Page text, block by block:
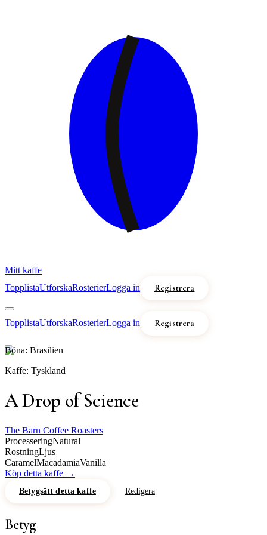
Mitt kaffe
TopplistaUtforskaRosterierLogga in Registrera
TopplistaUtforskaRosterierLogga in Registrera
Böna: Brasilien
Kaffe: Tyskland
A Drop of Science
The Barn Coffee Roasters
ProcesseringNatural
RostningLjus
CaramelMacadamiaVanilla
Köp detta kaffe →
Betygsätt detta kaffe Redigera
Betyg